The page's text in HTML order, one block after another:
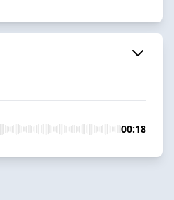
00:18